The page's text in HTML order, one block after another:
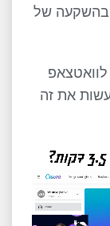
בהשקעה של
את זה